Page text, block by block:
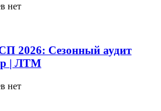
нет
2026: Сезонный аудит
| ЛТМ
нет